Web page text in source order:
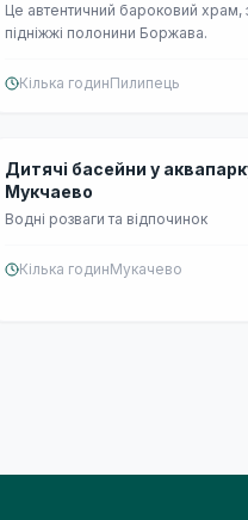
Це автентичний бароковий храм,
підніжжі полонини Боржава.
Кілька годинПилипець
👨‍👩‍👧
Дитячі басейни у
Мукчаево
Водні розваги та відпочинок
Кілька годинМукачево